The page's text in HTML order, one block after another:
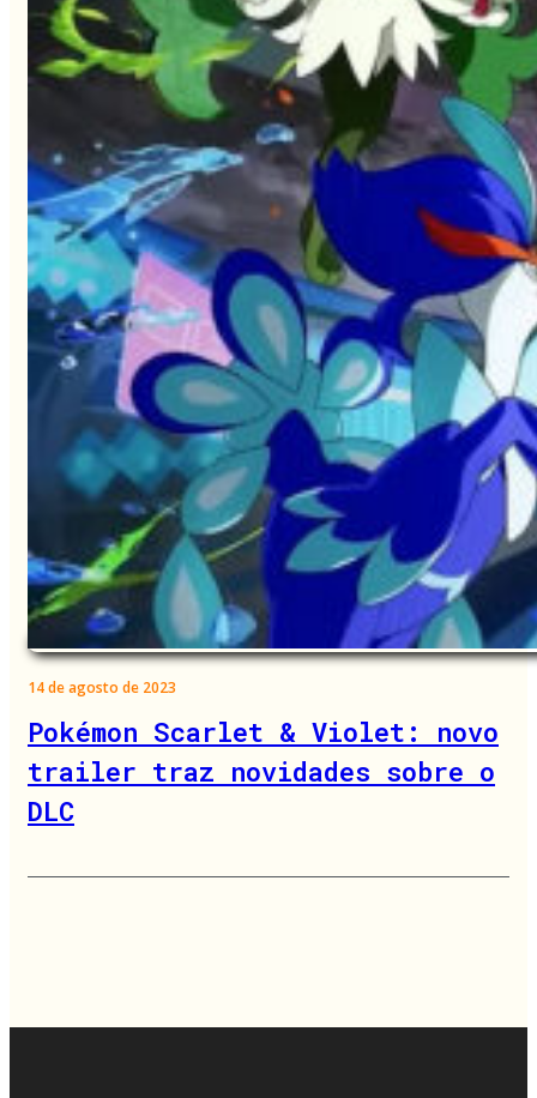
14 de agosto de 2023
Pokémon Scarlet & Violet: novo
trailer traz novidades sobre o
DLC